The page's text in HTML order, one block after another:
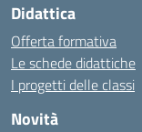
Didattica
Offerta formativa
Le schede didattiche
I progetti delle classi
Novità